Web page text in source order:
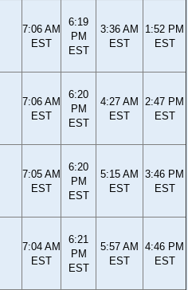
7:06 AM
EST
6:19
PM
EST
3:36 AM
EST
1:52 PM
EST
7:06 AM
EST
6:20
PM
EST
4:27 AM
EST
2:47 PM
EST
7:05 AM
EST
6:20
PM
EST
5:15 AM
EST
3:46 PM
EST
7:04 AM
EST
6:21
PM
EST
5:57 AM
EST
4:46 PM
EST